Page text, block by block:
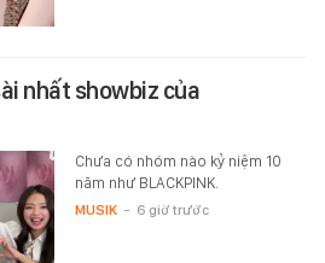
nhất showbiz của
Chưa có nhóm nào kỷ niệm 10
năm như BLACKPINK.
MUSIK - 6 giờ trước